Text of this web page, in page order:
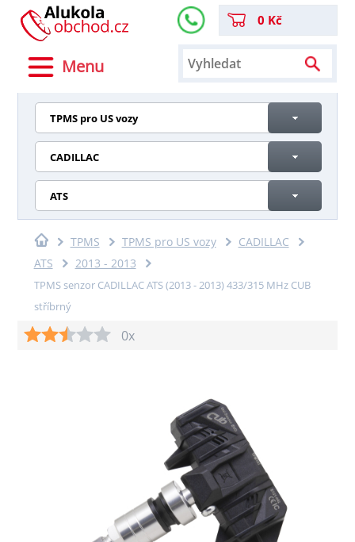
Menu
0 Kč
TPMS pro US vozy
CADILLAC
ATS
TPMS TPMS pro US vozy
CADILLAC
ATS
2013 - 2013
TPMS senzor CADILLAC ATS (2013 - 2013) 433/315 MHz CUB
stříbrný
0x